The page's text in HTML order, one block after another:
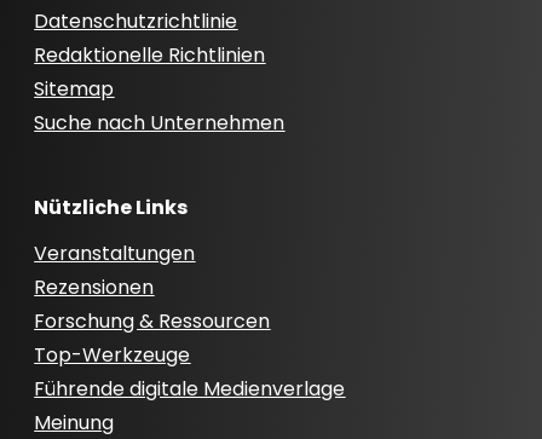
Datenschutzrichtlinie
Redaktionelle Richtlinien
Sitemap
Suche nach Unternehmen
Nützliche Links
Veranstaltungen
Rezensionen
Forschung & Ressourcen
Top-Werkzeuge
Führende digitale Medienverlage
Meinung